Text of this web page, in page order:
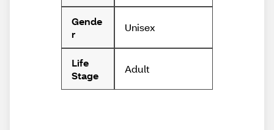
Gende
r
Unisex
Life
Stage
Adult